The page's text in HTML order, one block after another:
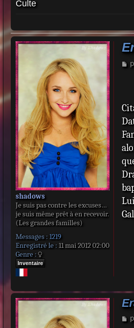
Culte
shadows
Je suis pas contre les excuses…
je suis même prêt à en recevoir.
(Les grandes familles)
Messages : 1219
Enregistré le : 11 mai 2012 02:00
Genre :
Inventaire
M
g
M